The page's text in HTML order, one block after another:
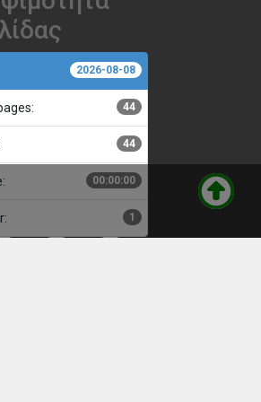
2026-08-08
44
44
00:00:00
1